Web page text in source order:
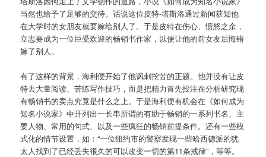
当然也给予了足够的交待。话说这位皮特-塔斯洛通过新闻获知他
在大学时的女朋友就要嫁给别人了。于是皮特在伤心、愤怒之余，
立志要成为一位巨受欢迎的畅销书作家，以便让他的前女友后悔错
嫁了别人。
有了这样的背景，海利便开始了他讽刺挖苦的正题。他并没有让皮
特去大量阅读、苦练写作技巧，而是把精力首先投注在分析研究现
有畅销书的卖点究竟是什么之上。于是海利便有机会在《如何成为
知名小说家》中开列出一长串所谓的有助于畅销的一系列书名、主
要人物、常用的句式、以及一些疯狂的畅销前提条件。还有一些模
式化的情节设置，如：“一位纽约市的警察发现一些哈西德派的犹
太人找到了已经丢失很久的可以改变一切的第11条戒律”，等等。